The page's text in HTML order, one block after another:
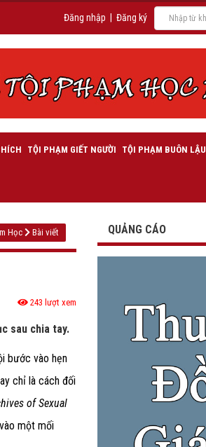
Đăng nhập Đăng ký
TỘI PHẠM GIẾT NGƯỜI TỘI PHẠM BUÔN LẬU
Học Bài viết
243 lượt xem
sau chia tay.
bước vào hẹn
chỉ là cách đối
of Sexual
một mối
QUẢNG CÁO